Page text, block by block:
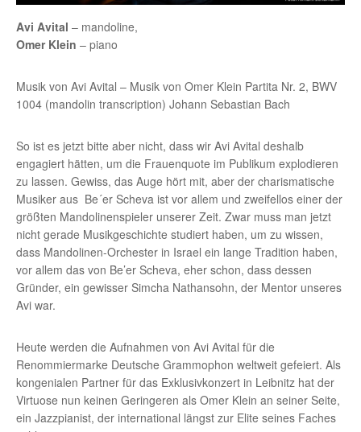
Avi Avital – mandoline,
Omer Klein – piano
Musik von Avi Avital – Musik von Omer Klein Partita Nr. 2, BWV
1004 (mandolin transcription) Johann Sebastian Bach
So ist es jetzt bitte aber nicht, dass wir Avi Avital deshalb
engagiert hätten, um die Frauenquote im Publikum explodieren
zu lassen. Gewiss, das Auge hört mit, aber der charismatische
Musiker aus Be´er Scheva ist vor allem und zweifellos einer der
größten Mandolinenspieler unserer Zeit. Zwar muss man jetzt
nicht gerade Musikgeschichte studiert haben, um zu wissen,
dass Mandolinen-Orchester in Israel ein lange Tradition haben,
vor allem das von Be’er Scheva, eher schon, dass dessen
Gründer, ein gewisser Simcha Nathansohn, der Mentor unseres
Avi war.
Heute werden die Aufnahmen von Avi Avital für die
Renommiermarke Deutsche Grammophon weltweit gefeiert. Als
kongenialen Partner für das Exklusivkonzert in Leibnitz hat der
Virtuose nun keinen Geringeren als Omer Klein an seiner Seite,
ein Jazzpianist, der international längst zur Elite seines Faches